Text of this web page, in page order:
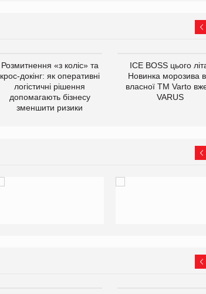
Розмитнення «з коліс» та
крос-докінг: як оперативні
логістичні рішення
допомагають бізнесу
зменшити ризики
ICE BOSS цього
Новинка морозива
власної ТМ Varto
VARUS